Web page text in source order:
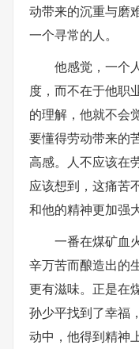
动带来的沉重与磨
一个寻常的人。
他感觉，一个
度，而不在于他职
的理解，他就不会
要懂得劳动带来的
高感。人不应该在
应该想到，这痛苦
和他的精神更加强
一番在煤矿血
辛万苦而酿造出的
更有滋味。正是在
孙少平找到了幸福
动中，他得到精神